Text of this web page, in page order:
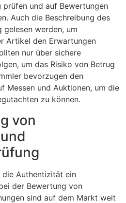
prüfen und auf Bewertungen
Auch die Beschreibung des
werden, um
Artikel den Erwartungen
nur über sichere
um das Risiko von Betrug
bevorzugen den
Messen und Auktionen, um die
zu können.
von
Authentizität ein
der Bewertung von
sind auf dem Markt weit